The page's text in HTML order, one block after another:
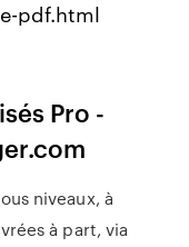
pdf.html
Pro -
niveaux, à
à part, via